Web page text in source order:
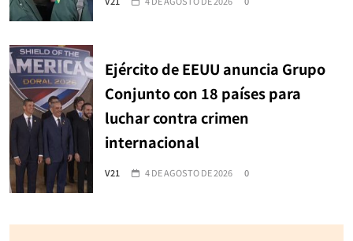
Ejército de EEUU anuncia Grupo
Conjunto con 18 países para
luchar contra crimen
internacional
V21 4 DE AGOSTO DE 2026 0